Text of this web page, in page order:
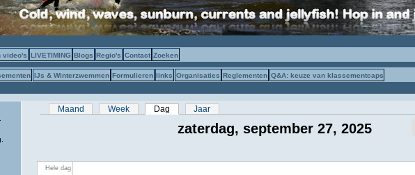
video's LIVETIMING Blogs Regio's Contact Zoeken
IJs & Winterzwemmen Formulieren links Organisaties Reglementen Q&A: keuze van klassementcaps
Primaire tabs
Maand Week Dag (actieve tabblad)
Jaar
zaterdag, september 27, 2025
Hele dag